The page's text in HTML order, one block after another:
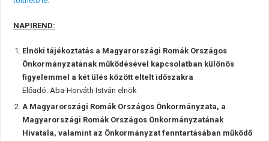
NAPIREND:
Elnöki tájékoztatás a Magyarországi Romák Országos
Önkormányzatának működésével kapcsolatban különös
figyelemmel a két ülés között eltelt időszakra
Előadó: Aba-Horváth István elnök
A Magyarországi Romák Országos Önkormányzata, a
Magyarországi Romák Országos Önkormányzatának
Hivatala, valamint az Önkormányzat fenntartásában működő